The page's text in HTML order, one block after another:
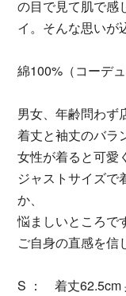
の目で見て肌で感
イ。そんな思いが
綿100%（コーデュ
男女、年齢問わず
着丈と袖丈のバラ
女性が着ると可愛
ジャストサイズで
か、
悩ましいところで
ご自身の直感を信
S ： 着丈62.5cm